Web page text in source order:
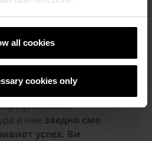
all cookies
cookies only
за нивниот труд во
како страста,
профитабилна
и ние заедно сме
успех. Ви